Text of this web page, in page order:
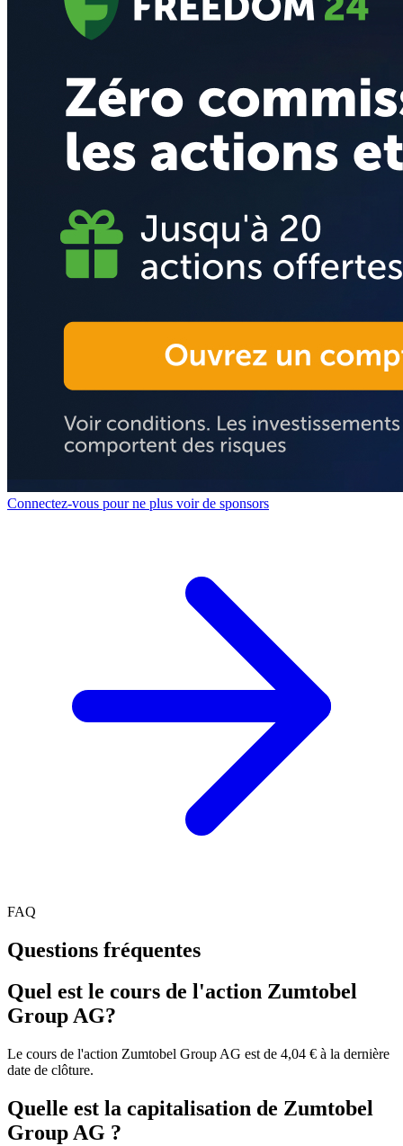
Connectez-vous pour ne plus voir de sponsors
FAQ
Questions fréquentes
Quel est le cours de l'action Zumtobel
Group AG?
Le cours de l'action Zumtobel Group AG est de 4,04 € à la dernière
date de clôture.
Quelle est la capitalisation de Zumtobel
Group AG ?